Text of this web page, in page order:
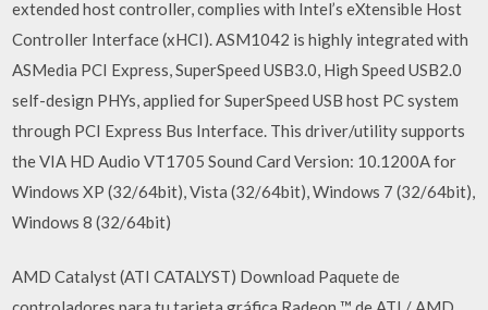
extended host controller, complies with Intel’s eXtensible Host
Controller Interface (xHCI). ASM1042 is highly integrated with
ASMedia PCI Express, SuperSpeed USB3.0, High Speed USB2.0
self-design PHYs, applied for SuperSpeed USB host PC system
through PCI Express Bus Interface. This driver/utility supports
the VIA HD Audio VT1705 Sound Card Version: 10.1200A for
Windows XP (32/64bit), Vista (32/64bit), Windows 7 (32/64bit),
Windows 8 (32/64bit)
AMD Catalyst (ATI CATALYST) Download Paquete de